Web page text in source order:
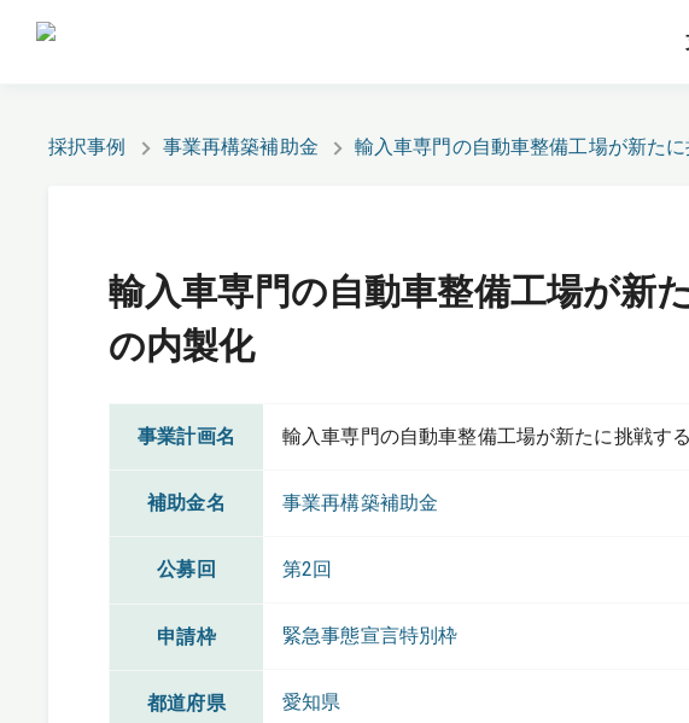
採択事例 事業再構築補助金 輸入車専門の自動車整備工場が新た
輸入車専門の自動車整備工場が新
の内製化
事業計画名 輸入車専門の自動車整備工場が新たに挑戦す
補助金名 事業再構築補助金
公募回 第2回
申請枠 緊急事態宣言特別枠
都道府県 愛知県